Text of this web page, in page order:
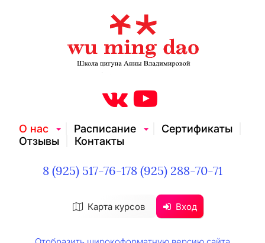
О нас Расписание
Сертификаты
Отзывы
Контакты
Карта курсов Вход
8 (925) 517-76-178 (925) 288-70-71